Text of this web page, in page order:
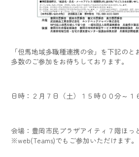
「但馬地域多職種連携の会」を下記のと
多数のご参加をお待ちしております。
日時：２月７日（土）１５時００分～１
会場：豊岡市民プラザアイティ７階ほ
※web(Teams)でもご参加いただけます。